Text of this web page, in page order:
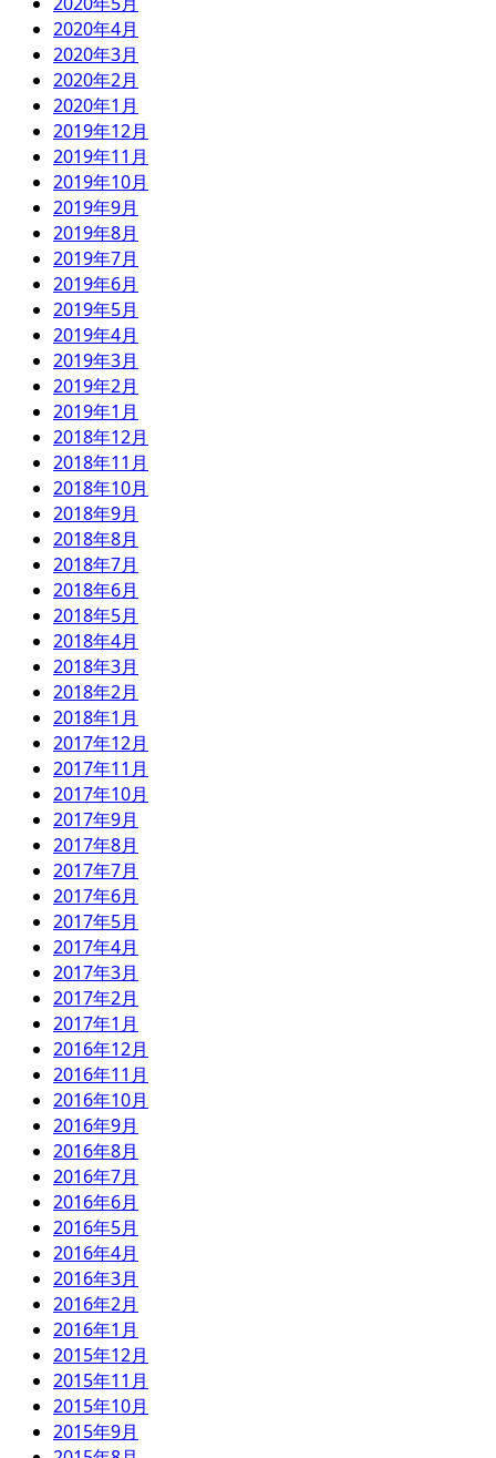
2020年4月
2020年3月
2020年2月
2020年1月
2019年12月
2019年11月
2019年10月
2019年9月
2019年8月
2019年7月
2019年6月
2019年5月
2019年4月
2019年3月
2019年2月
2019年1月
2018年12月
2018年11月
2018年10月
2018年9月
2018年8月
2018年7月
2018年6月
2018年5月
2018年4月
2018年3月
2018年2月
2018年1月
2017年12月
2017年11月
2017年10月
2017年9月
2017年8月
2017年7月
2017年6月
2017年5月
2017年4月
2017年3月
2017年2月
2017年1月
2016年12月
2016年11月
2016年10月
2016年9月
2016年8月
2016年7月
2016年6月
2016年5月
2016年4月
2016年3月
2016年2月
2016年1月
2015年12月
2015年11月
2015年10月
2015年9月